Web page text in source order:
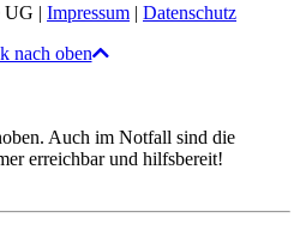
UG | Impressum | Datenschutz
nach oben
Auch im Notfall sind die
erreichbar und hilfsbereit!